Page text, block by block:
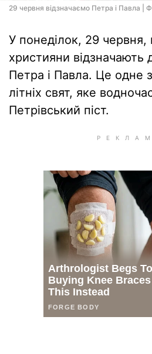
29 червня відзначаємо Петра і Павла |
У понеділок, 29 червня,
християни відзначають
Петра і Павла. Це одне
літніх свят, яке
Петрівський піст.